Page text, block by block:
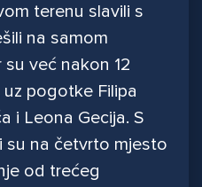
terenu slavili s
na samom
već nakon 12
pogotke Filipa
i Leona Gecija. S
su na četvrto mjesto
od trećeg